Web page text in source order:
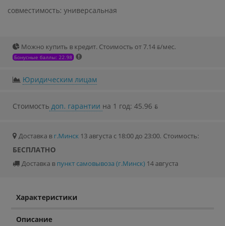
совместимость: универсальная
Можно купить в кредит. Стоимость от 7.14 ƃ/мec.
Бонусные баллы: 22.98
Юридическим лицам
Стоимость доп. гарантии на 1 год: 45.96 ƃ
Доставка в г.Минск 13 августа с 18:00 до 23:00. Стоимость:
БЕСПЛАТНО
Доставка в пункт самовывоза (г.Минск) 14 августа
Характеристики
Описание